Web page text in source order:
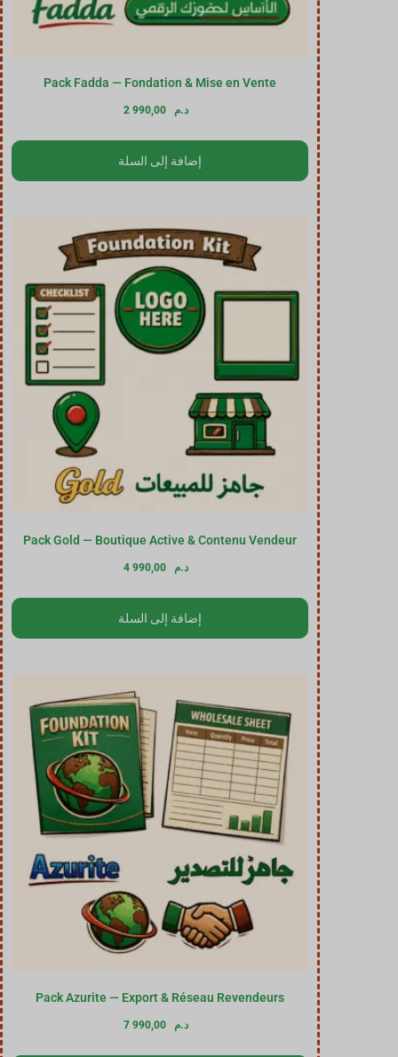
Pack Fadda — Fondation & Mise en Vente
2 990,00 د.م
إضافة إلى السلة
Pack Gold — Boutique Active & Contenu Vendeur
4 990,00 د.م
إضافة إلى السلة
Pack Azurite — Export & Réseau Revendeurs
7 990,00 د.م